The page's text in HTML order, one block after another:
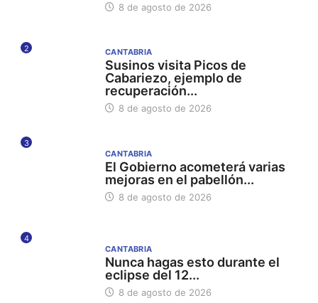
8 de agosto de 2026
2 CANTABRIA
Susinos visita Picos de
Cabariezo, ejemplo de
recuperación...
8 de agosto de 2026
3
CANTABRIA
El Gobierno acometerá varias
mejoras en el pabellón...
8 de agosto de 2026
4
CANTABRIA
Nunca hagas esto durante el
eclipse del 12...
8 de agosto de 2026